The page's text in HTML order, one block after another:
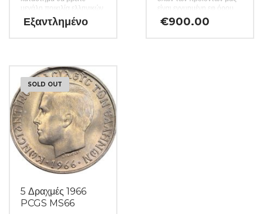
μεγάλη ποικιλία ελληνικών
και ξένων νομισμάτων και
χαρτονομισμάτων καθώς
Εξαντλημένο
είναι εγγυημένη εφ όρου
ζωής ενώ τυχόν
ιδιαιτερότητες –
€900.00
SOLD OUT
5 Δραχμές 1966
PCGS MS66